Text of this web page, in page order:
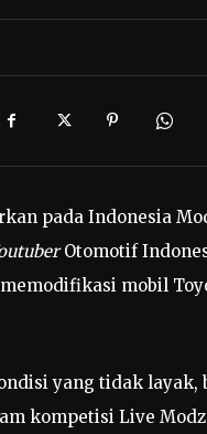
pada Indonesia
Otomotif
mobil
yang tidak layak,
kompetisi Live